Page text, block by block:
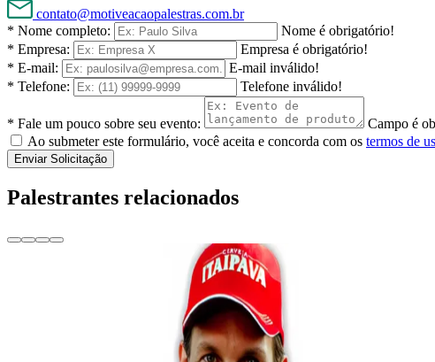
contato@motiveacaopalestras.com.br
* Nome completo:
Nome é obrigatório!
* Empresa:
Empresa é obrigatório!
* E-mail:
E-mail inválido!
* Telefone:
Telefone inválido!
* Fale um pouco sobre seu evento:
Campo é
Ao submeter este formulário, você aceita e concorda com os termos de
Enviar Solicitação
Palestrantes relacionados